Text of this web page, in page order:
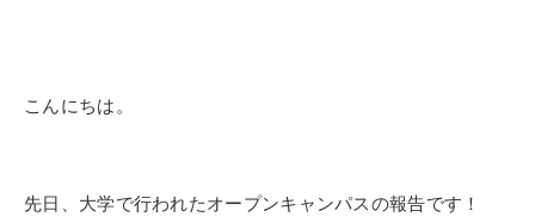
こんにちは。
先日、大学で行われたオープンキャンパスの報告です！